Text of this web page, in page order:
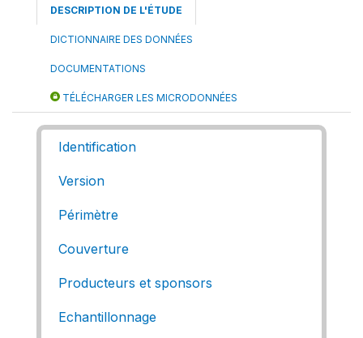
DESCRIPTION DE L'ÉTUDE
DICTIONNAIRE DES DONNÉES
DOCUMENTATIONS
TÉLÉCHARGER LES MICRODONNÉES
Identification
Version
Périmètre
Couverture
Producteurs et sponsors
Echantillonnage